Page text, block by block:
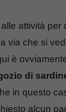
attività per
via che si
è
di
in questo
alcun